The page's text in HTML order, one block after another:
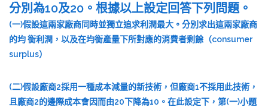
分別為10及20。根據以上設定回答下列問題。
(一)假設這兩家廠商同時並獨立追求利潤最大。分別求出這兩家廠商
的均 衡利潤，以及在均衡產量下所對應的消費者剩餘（consumer
surplus）
(二)假設廠商2採用一種成本減量的新技術，但廠商1不採用此技術，
且廠商2的邊際成本會因而由20下降為10。在此設定下，第(一)小題